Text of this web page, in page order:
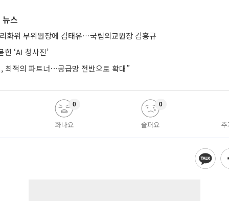
스
화위 부위원장에 김태유…국립외교원장 김흥규
힌 ‘AI 청사진’
최적의 파트너⋯공급망 전반으로 확대”
화나요
0
슬퍼요
0